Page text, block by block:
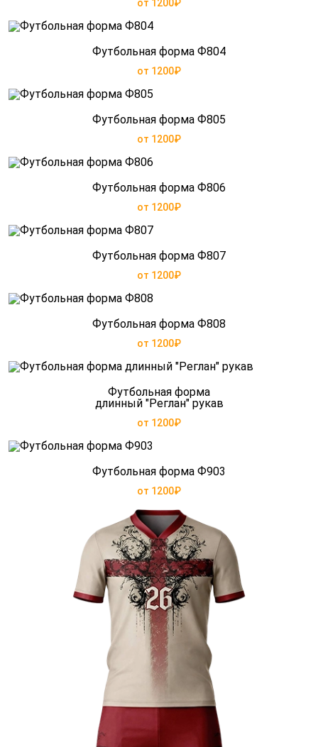
от 1200₽
Футбольная форма Ф804
от 1200₽
Футбольная форма Ф805
от 1200₽
Футбольная форма Ф806
от 1200₽
Футбольная форма Ф807
от 1200₽
Футбольная форма Ф808
от 1200₽
Футбольная форма
длинный "Реглан" рукав
от 1200₽
Футбольная форма Ф903
от 1200₽